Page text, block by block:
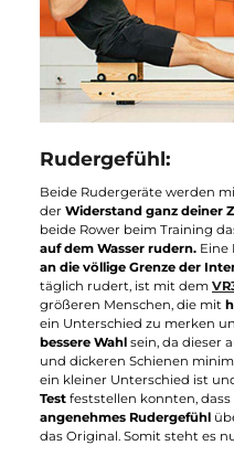
Rudergefühl:
Beide Rudergeräte
derWiderstand ganz
beide Rower beim
auf dem Wasser rudern.
an die völlige Grenze der
täglich rudert, ist mit
größeren Menschen, die
ein Unterschied zu
bessere Wahlsein, da